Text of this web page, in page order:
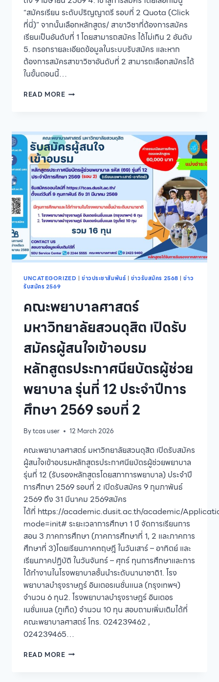
“สมัครเรียน ระดับปริญญาตรี รอบที่ 2 Quota (Click
ที่นี่)” จากนั้นเลือกหลักสูตร/ สาขาวิชาที่ต้องการสมัคร
เรียนเป็นอันดับที่ 1 โดยสามารถสมัคร ได้ไม่เกิน 2 อันดับ
5. กรอกรายละเอียดข้อมูลในระบบรับสมัคร และหาก
ต้องการสมัครสาขาวิชาอันดับที่ 2 สามารถเลือกสมัครได้
ในขั้นตอนนี้…
READ MOREมหาวิทยาลัย
สมัคร
นักศึกษา
ภาค
ปกติ
ระดับ
ปริญญา
ตรี
ปี
การ
ศึกษา
2569
รอบ
ที่
2
9
9
2569
UNCATEGORIZED | ข่าวประชาสัมพันธ์ | ข่าวรับสมัคร 2568 |ข่าว
รับสมัคร 2569
คณะพยาบาลศาสตร์
มหาวิทยาลัยสวนดุสิต เปิดรับ
สมัครผู้สนใจเข้าอบรม
หลักสูตรประกาศนียบัตรผู้ช่วย
พยาบาล รุ่นที่ 12 ประจำปีการ
ศึกษา 2569 รอบที่ 2
Bytcas user 12 March 2026
คณะพยาบาลศาสตร์ มหาวิทยาลัยสวนดุสิต เปิดรับสมัคร
ผู้สนใจเข้าอบรมหลักสูตรประกาศนียบัตรผู้ช่วยพยาบาล
รุ่นที่ 12 (รับรองหลักสูตรโดยสภาการพยาบาล) ประจำปี
การศึกษา 2569 รอบที่ 2 เปิดรับสมัคร 9 กุมภาพันธ์
2569 ถึง 31 มีนาคม 2569สมัคร
ได้ที่ https://academic.dusit.ac.th/academic/
mode=init# ระยะเวลาการศึกษา 1 ปี จัดการเรียนการ
สอน 3 ภาคการศึกษา (ภาคการศึกษาที่ 1, 2 และภาคการ
ศึกษาที่ 3)โดยเรียนภาคทฤษฎี ในวันเสาร์ – อาทิตย์ และ
เรียนภาคปฏิบัติ ในวันจันทร์ – ศุกร์ ทุนการศึกษาและการ
ได้ทำงานในโรงพยาบาลชั้นนำระดับนานาชาติ1. โรง
พยาบาลบำรุงราษฎร์ อินเตอรเนชั่นแนล (กรุงเทพฯ)
จำนวน 6 ทุน2. โรงพยาบาลบำรุงราษฎร์ อินเตอร
เนชั่นแนล (ภูเก็ต) จำนวน 10 ทุน สอบถามเพิ่มเติมได้ที่
คณะพยาบาลศาสตร์ โทร. 024239462 ,
024239465…
READ MOREคณะ